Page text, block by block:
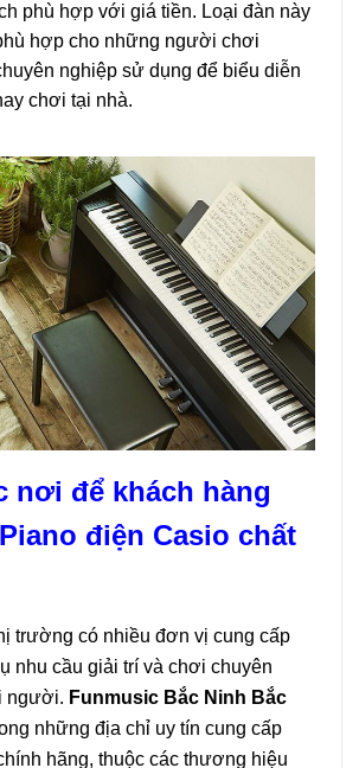
phù hợp với giá tiền. Loại đàn này
hợp cho những người chơi
nghiệp sử dụng để biểu diễn
chơi tại nhà.
nơi để khách hàng
điện Casio chất
trường có nhiều đơn vị cung cấp
nhu cầu giải trí và chơi chuyên
người. Funmusic Bắc Ninh Bắc
những địa chỉ uy tín cung cấp
hãng, thuộc các thương hiệu